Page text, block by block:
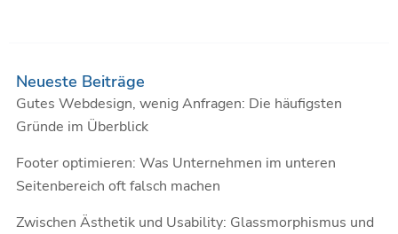
Neueste Beiträge
Gutes Webdesign, wenig Anfragen: Die häufigsten
Gründe im Überblick
Footer optimieren: Was Unternehmen im unteren
Seitenbereich oft falsch machen
Zwischen Ästhetik und Usability: Glassmorphismus und